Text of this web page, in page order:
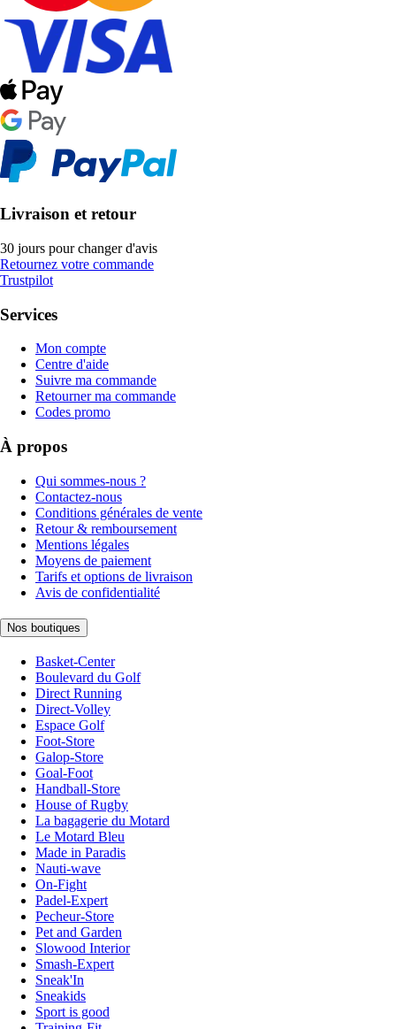
Livraison et retour
30 jours pour changer d'avis
Retournez votre commande
Trustpilot
Services
Mon compte
Centre d'aide
Suivre ma commande
Retourner ma commande
Codes promo
À propos
Qui sommes-nous ?
Contactez-nous
Conditions générales de vente
Retour & remboursement
Mentions légales
Moyens de paiement
Tarifs et options de livraison
Avis de confidentialité
Nos boutiques
Basket-Center
Boulevard du Golf
Direct Running
Direct-Volley
Espace Golf
Foot-Store
Galop-Store
Goal-Foot
Handball-Store
House of Rugby
La bagagerie du Motard
Le Motard Bleu
Made in Paradis
Nauti-wave
On-Fight
Padel-Expert
Pecheur-Store
Pet and Garden
Slowood Interior
Smash-Expert
Sneak'In
Sneakids
Sport is good